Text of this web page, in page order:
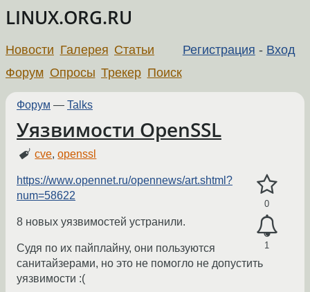
LINUX.ORG.RU
Регистрация - Вход
Новости Галерея Статьи
Форум Опросы Трекер Поиск
Форум — Talks
Уязвимости OpenSSL
cve,openssl
0
1
https://www.opennet.ru/opennews/art.shtml?
num=58622
8 новых уязвимостей устранили.
Судя по их пайплайну, они пользуются
санитайзерами, но это не помогло не допустить
уязвимости :(